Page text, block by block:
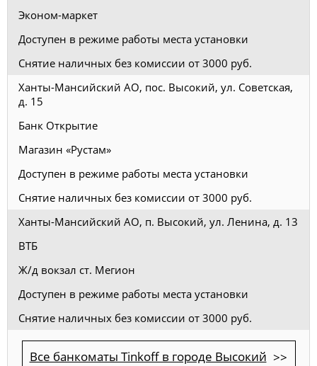
Эконом-маркет
Доступен в режиме работы места установки
Снятие наличных без комиссии от 3000 руб.
Ханты-Мансийский АО, пос. Высокий, ул. Советская,
д. 15
Банк Открытие
Магазин «Рустам»
Доступен в режиме работы места установки
Снятие наличных без комиссии от 3000 руб.
Ханты-Мансийский АО, п. Высокий, ул. Ленина, д. 13
ВТБ
Ж/д вокзал ст. Мегион
Доступен в режиме работы места установки
Снятие наличных без комиссии от 3000 руб.
Все банкоматы Tinkoff в городе Высокий